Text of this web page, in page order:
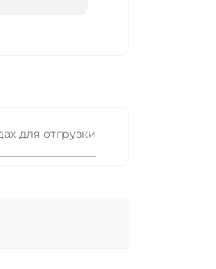
для отгрузки